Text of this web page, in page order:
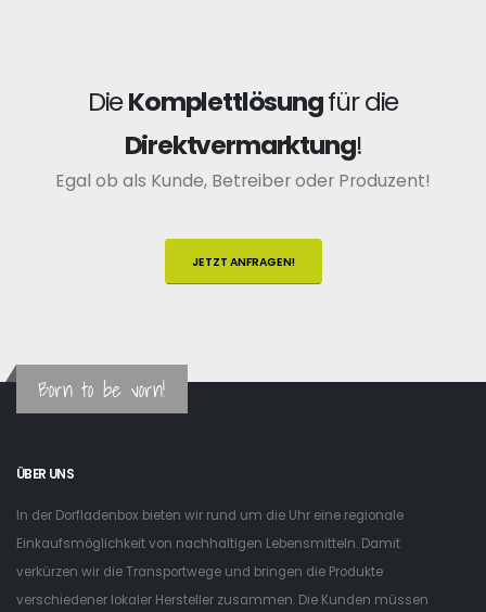
DieKomplettlösungfür die
Direktvermarktung!
Egal ob als Kunde, Betreiber oder Produzent!
JETZT ANFRAGEN!
Born to be vorn!
ÜBER UNS
In der Dorfladenbox bieten wir rund um die Uhr eine regionale
Einkaufsmöglichkeit von nachhaltigen Lebensmitteln. Damit
verkürzen wir die Transportwege und bringen die Produkte
verschiedener lokaler Hersteller zusammen. Die Kunden müssen